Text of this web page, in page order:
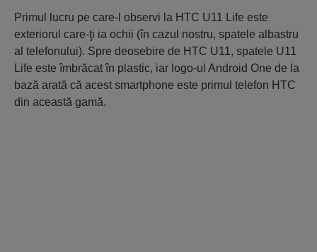
Primul lucru pe care-l observi la HTC U11 Life este
exteriorul care-ţi ia ochii (în cazul nostru, spatele albastru
al telefonului). Spre deosebire de HTC U11, spatele U11
Life este îmbrăcat în plastic, iar logo-ul Android One de la
bază arată că acest smartphone este primul telefon HTC
din această gamă.